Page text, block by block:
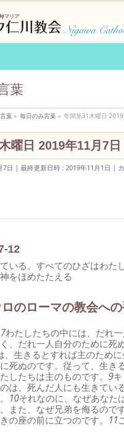
葉
葉 » 毎日のみ言葉 » 年間第31木曜日
曜日 2019年11月7日
7日 最終更新日時 : 2019年11月1日
12
いる。すべてのひざはわた
をほめたたえる
のローマの教会へ
わたしたちの中には、だれ
、だれ一人自分のために死
、生きるとすれば主のため
死ぬのです。従って、生き
したちは主のものです。9
は、死んだ人にも生きてい
10それなのに、なぜあなた
また、なぜ兄弟を侮るので
の座の前に立つのです。 11